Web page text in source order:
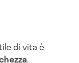
di vita è
.